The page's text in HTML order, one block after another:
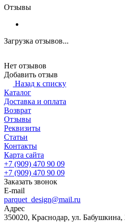
Отзывы
Загрузка отзывов...
Нет отзывов
Добавить отзыв
Назад к списку
Каталог
Доставка и оплата
Возврат
Отзывы
Реквизиты
Статьи
Контакты
Карта сайта
+7 (909) 470 90 09
+7 (909) 470 90 09
Заказать звонок
E-mail
parquet_design@mail.ru
Адрес
350020, Краснодар, ул. Бабушкина,